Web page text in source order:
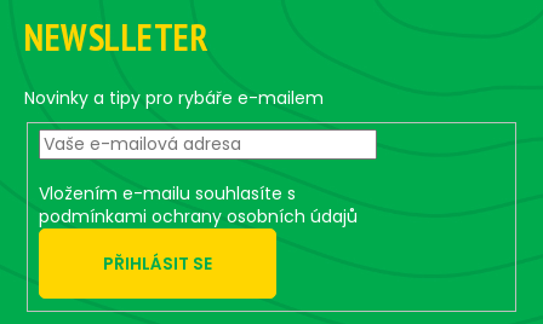
n
t
l
s
NEWSLLETER
Novinky a tipy pro rybáře e-mailem
Vložením e-mailu souhlasíte s
podmínkami ochrany osobních údajů
PŘIHLÁSIT SE